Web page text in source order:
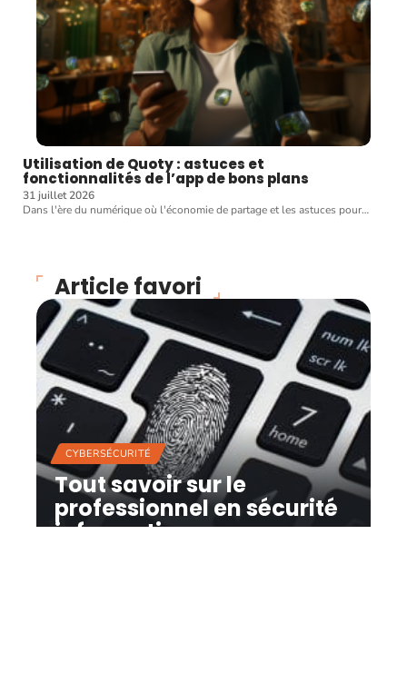
Utilisation de Quoty : astuces et
fonctionnalités de l’app de bons plans
31 juillet 2026
Dans l'ère du numérique où l'économie de partage et les astuces pour…
Article favori
CYBERSÉCURITÉ
Tout savoir sur le
professionnel en sécurité
informatique